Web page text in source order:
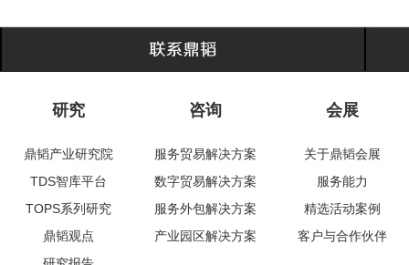
研究
鼎韬产业研究院
TDS智库平台
TOPS系列研究
鼎韬观点
咨询
服务贸易解决方案
数字贸易解决方案
服务外包解决方案
产业园区解决方案
会展
关于鼎韬会展
服务能力
精选活动案例
客户与合作伙伴